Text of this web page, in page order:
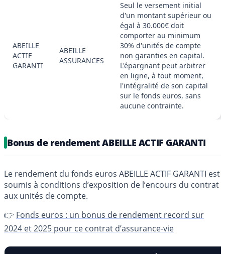
ABEILLE
ACTIF
GARANTI
ABEILLE
ASSURANCES
Seul le versement initial
d'un montant supérieur ou
égal à 30.000€ doit
comporter au minimum
30% d'unités de compte
non garanties en capital.
L'épargnant peut arbitrer
en ligne, à tout moment,
l'intégralité de son capital
sur le fonds euros, sans
aucune contrainte.
Bonus de rendement ABEILLE ACTIF GARANTI
Le rendement du fonds euros ABEILLE ACTIF GARANTI est
soumis à conditions d’exposition de l’encours du contrat
aux unités de compte.
👉 Fonds euros : un bonus de rendement record sur
2024 et 2025 pour ce contrat d’assurance-vie